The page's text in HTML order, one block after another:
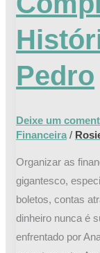
Pedro
Deixe um
Financeira /
Organizar as
gigantesco,
boletos, contas
dinheiro nunca é
enfrentado por